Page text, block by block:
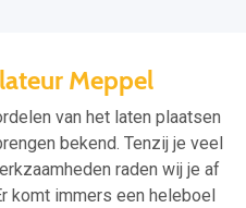
Meppel
van het laten plaatsen
bekend. Tenzij je veel
raden wij je af
komt immers een heleboel